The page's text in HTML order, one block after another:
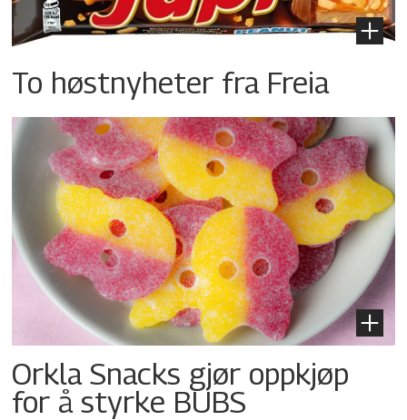
To høstnyheter fra Freia
Orkla Snacks gjør oppkjøp
for å styrke BUBS